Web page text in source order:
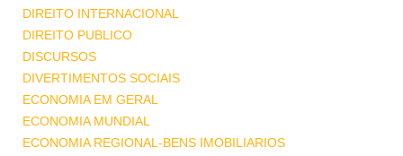
DIREITO INTERNACIONAL
DIREITO PUBLICO
DISCURSOS
DIVERTIMENTOS SOCIAIS
ECONOMIA EM GERAL
ECONOMIA MUNDIAL
ECONOMIA REGIONAL-BENS IMOBILIARIOS